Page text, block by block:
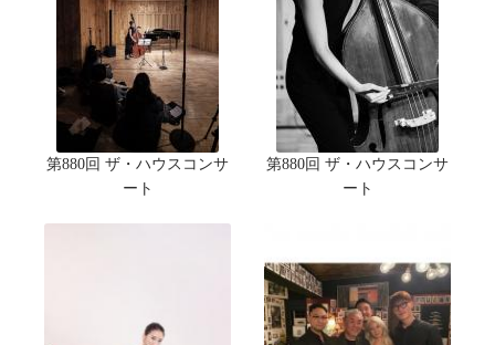
第880回 ザ・ハウスコンサ
ート
第880回 ザ・ハウスコンサ
ート